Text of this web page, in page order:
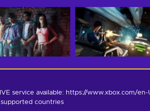
service available: https://www.xbox.com/
countries